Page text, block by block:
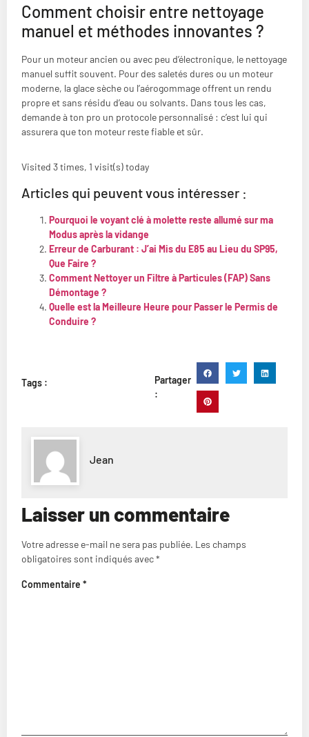
Comment choisir entre nettoyage
manuel et méthodes innovantes ?
Pour un moteur ancien ou avec peu d’électronique, le nettoyage
manuel suffit souvent. Pour des saletés dures ou un moteur
moderne, la glace sèche ou l’aérogommage offrent un rendu
propre et sans résidu d’eau ou solvants. Dans tous les cas,
demande à ton pro un protocole personnalisé : c’est lui qui
assurera que ton moteur reste fiable et sûr.
Visited 3 times, 1 visit(s) today
Articles qui peuvent vous intéresser :
Pourquoi le voyant clé à molette reste allumé sur ma
Modus après la vidange
Erreur de Carburant : J’ai Mis du E85 au Lieu du SP95,
Que Faire ?
Comment Nettoyer un Filtre à Particules (FAP) Sans
Démontage ?
Quelle est la Meilleure Heure pour Passer le Permis de
Conduire ?
Tags :
Partager
:
Jean
Laisser un commentaire
Votre adresse e-mail ne sera pas publiée. Les champs
obligatoires sont indiqués avec*
Commentaire *